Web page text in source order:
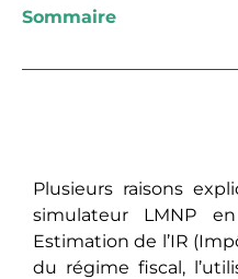
Sommaire
Plusieurs raisons
simulateur LMNP
Estimation de l’IR
du régime fiscal,